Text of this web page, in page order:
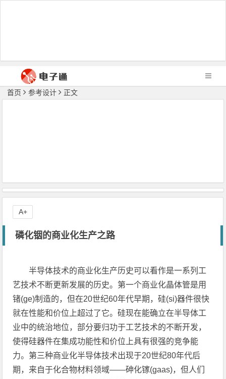
首页 参考设计 正文
磷化铟的商业化生产之路
半导体技术的商业化生产历史可以看作是一系列工
艺技术不断更新发展的历史。第一个商业化晶体管是用
锗(ge)制造的，但在20世纪60年代早期，硅(si)器件很快
就在性能和价位上超过了它。硅现在能确立在半导体工
业中的统治地位，部分要归功于工艺技术的不断开发，
使得硅器件在集成功能性和价位上具有很强的竞争能
力。第三种商业化半导体技术出现于20世纪80年代后
期，来自于化合物材料领域——砷化镓(gaas)，但人们
A+